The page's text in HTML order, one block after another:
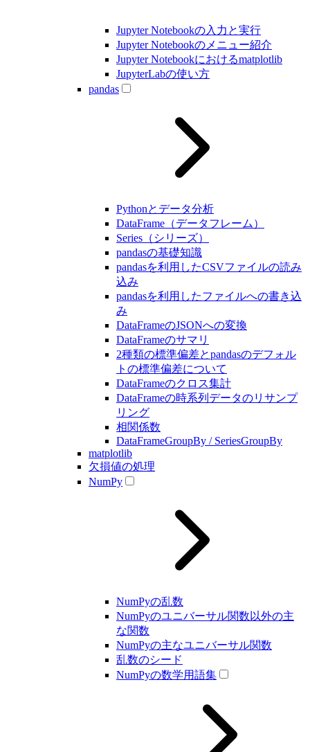
Jupyter Notebookの入力と実行
Jupyter Notebookのメニュー紹介
Jupyter Notebookにおけるmatplotlib
JupyterLabの使い方
pandas
Pythonとデータ分析
DataFrame（データフレーム）
Series（シリーズ）
pandasの基礎知識
pandasを利用したCSVファイルの読み
込み
pandasを利用したファイルへの書き込
み
DataFrameのJSONへの変換
DataFrameのサマリ
2種類の標準偏差とpandasのデフォル
トの標準偏差について
DataFrameのクロス集計
DataFrameの時系列データのリサンプ
リング
相関係数
DataFrameGroupBy / SeriesGroupBy
matplotlib
欠損値の処理
NumPy
NumPyの乱数
NumPyのユニバーサル関数以外の主
な関数
NumPyの主なユニバーサル関数
乱数のシード
NumPyの数学用語集